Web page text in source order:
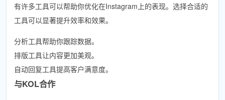
有许多工具可以帮助你优化在Instagram上的表现。选择合适的
工具可以显著提升效率和效果。
分析工具帮助你跟踪数据。
排版工具让内容更加美观。
自动回复工具提高客户满意度。
与KOL合作